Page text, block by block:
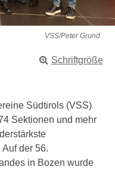
VSS/Peter Grund
Schriftgröße
Südtirols (VSS)
Sektionen und mehr
Auf der 56.
in Bozen wurde